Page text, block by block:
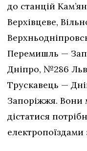
до станцій
Верхівцеве,
Перемишль —
Дніпро, №286
Трускавець —
Запоріжжя. Вони
дістатися
електропоїздами